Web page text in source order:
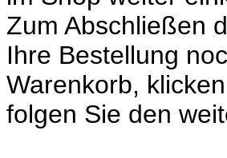
Zum Abschließen
Ihre Bestellung
Warenkorb,
folgen Sie den